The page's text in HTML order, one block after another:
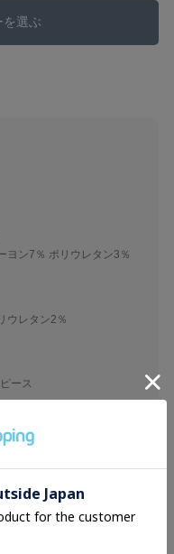
選ぶ
ヨン7％ ポリウレタン3％
ウレタン2％
ース
ウエスト